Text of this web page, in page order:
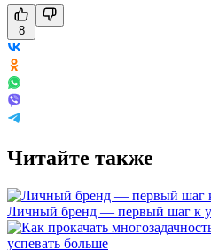
8
Читайте также
Личный бренд — первый шаг к